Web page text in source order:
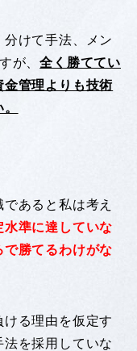
分けて手法、メン
が、全く勝ててい
管理よりも技術
あると私は考え
水準に達していな
勝てるわけがな
る理由を仮定す
を採用していな